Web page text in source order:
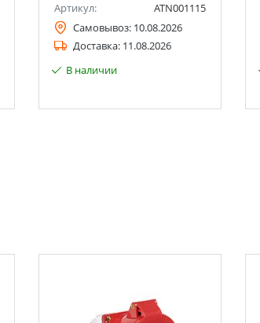
Артикул:
ATN001115
Самовывоз: 10.08.2026
Доставка: 11.08.2026
В наличии